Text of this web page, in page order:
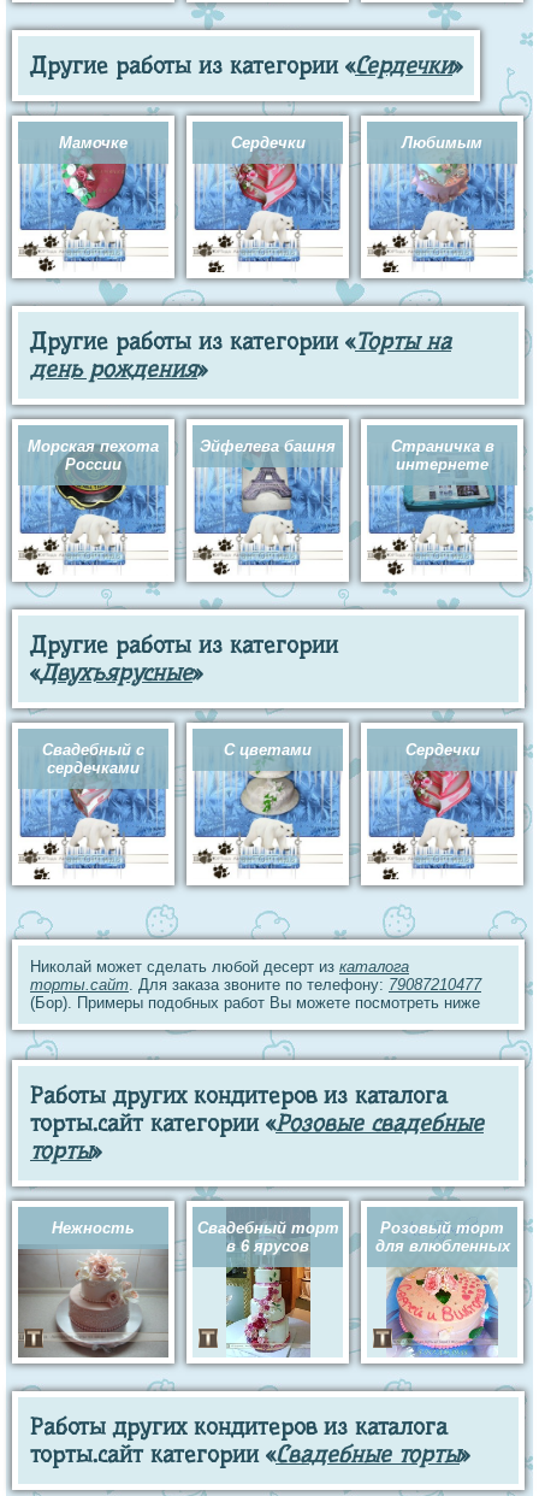
Другие работы из категории «Сердечки»
Мамочке Сердечки Любимым
Другие работы из категории «Торты на
день рождения»
Морская пехота
России
Эйфелева башня
Страничка в
интернете
Другие работы из категории
«Двухъярусные»
Свадебный с
сердечками
С цветами Сердечки
Николай может сделать любой десерт из каталога
торты.сайт. Для заказа звоните по телефону: 79087210477
(Бор). Примеры подобных работ Вы можете посмотреть ниже
Работы других кондитеров из каталога
торты.сайт категории «Розовые свадебные
торты»
Нежность
Свадебный торт
в 6 ярусов
Розовый торт
для влюбленных
Работы других кондитеров из каталога
торты.сайт категории «Свадебные торты»